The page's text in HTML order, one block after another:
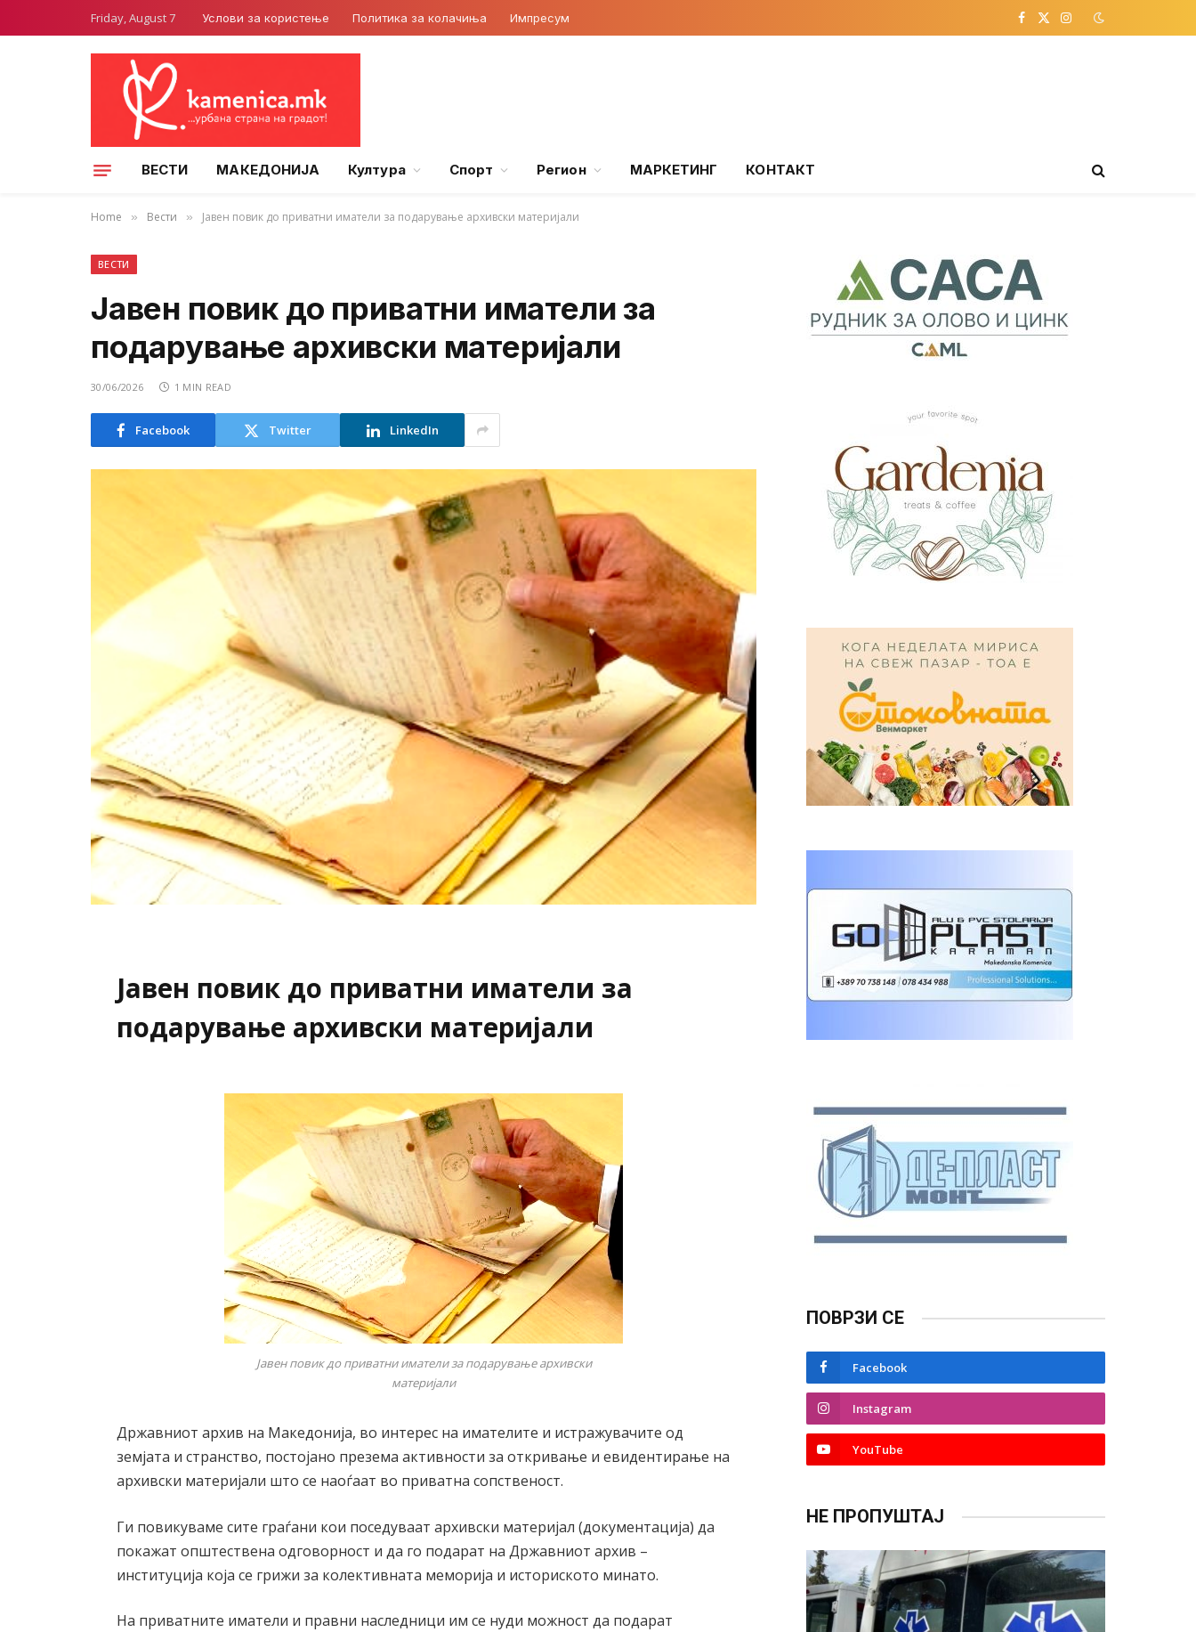
Friday, August 7 Услови за користење Политика за колачиња Импресум Facebook
X
Instagram
ВЕСТИ МАКЕДОНИЈА Култура Спорт Регион МАРКЕТИНГ КОНТАКТ
Home » Вести » Јавен повик до приватни иматели за подарување архивски материјали
ВЕСТИ
Јавен повик до приватни иматели за
подарување архивски материјали
30/06/2026 1 MIN READ
Facebook Twitter LinkedIn
Јавен повик до приватни иматели за
подарување архивски материјали
Јавен повик до приватни иматели за подарување архивски
материјали
Државниот архив на Македонија, во интерес на имателите и истражувачите од
земјата и странство, постојано презема активности за откривање и евидентирање на
архивски материјали што се наоѓаат во приватна сопственост.
Ги повикуваме сите граѓани кои поседуваат архивски материјал (документација) да
покажат општествена одговорност и да го подарaт на Државниот архив –
институција која се грижи за колективната меморија и историското минато.
На приватните иматели и правни наследници им се нуди можност да подарaт
ПОВРЗИ СЕ
Facebook
Instagram
YouTube
НЕ ПРОПУШТАЈ